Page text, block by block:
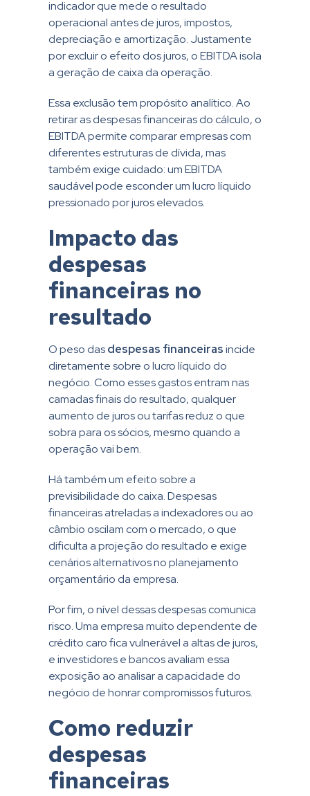
indicador que mede o resultado
operacional antes de juros, impostos,
depreciação e amortização. Justamente
por excluir o efeito dos juros, o EBITDA isola
a geração de caixa da operação.
Essa exclusão tem propósito analítico. Ao
retirar as despesas financeiras do cálculo, o
EBITDA permite comparar empresas com
diferentes estruturas de dívida, mas
também exige cuidado: um EBITDA
saudável pode esconder um lucro líquido
pressionado por juros elevados.
Impacto das
despesas
financeiras no
resultado
O peso dasdespesas financeirasincide
diretamente sobre o lucro líquido do
negócio. Como esses gastos entram nas
camadas finais do resultado, qualquer
aumento de juros ou tarifas reduz o que
sobra para os sócios, mesmo quando a
operação vai bem.
Há também um efeito sobre a
previsibilidade do caixa. Despesas
financeiras atreladas a indexadores ou ao
câmbio oscilam com o mercado, o que
dificulta a projeção do resultado e exige
cenários alternativos no planejamento
orçamentário da empresa.
Por fim, o nível dessas despesas comunica
risco. Uma empresa muito dependente de
crédito caro fica vulnerável a altas de juros,
e investidores e bancos avaliam essa
exposição ao analisar a capacidade do
negócio de honrar compromissos futuros.
Como reduzir
despesas
financeiras